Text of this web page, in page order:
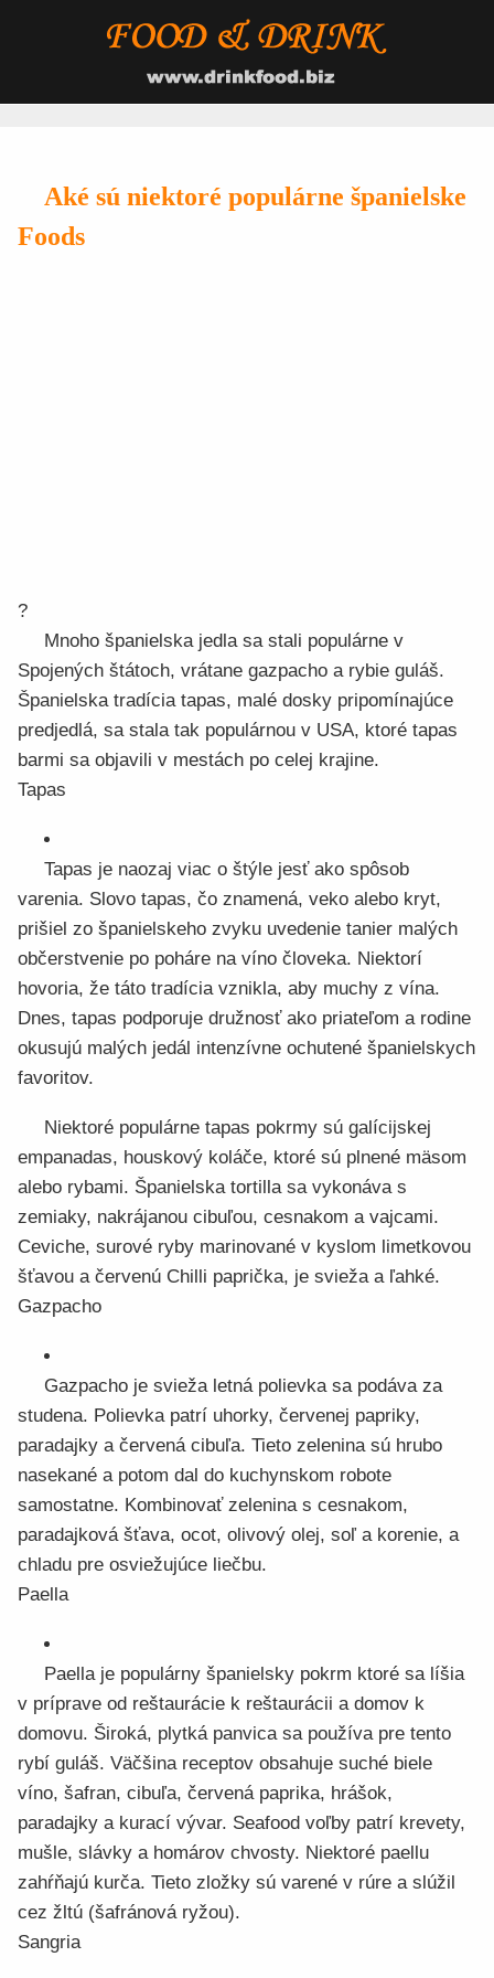
Aké sú niektoré populárne španielske
Foods
?
Mnoho španielska jedla sa stali populárne v
Spojených štátoch, vrátane gazpacho a rybie guláš.
Španielska tradícia tapas, malé dosky pripomínajúce
predjedlá, sa stala tak populárnou v USA, ktoré tapas
barmi sa objavili v mestách po celej krajine.
Tapas
Tapas je naozaj viac o štýle jesť ako spôsob
varenia. Slovo tapas, čo znamená, veko alebo kryt,
prišiel zo španielskeho zvyku uvedenie tanier malých
občerstvenie po poháre na víno človeka. Niektorí
hovoria, že táto tradícia vznikla, aby muchy z vína.
Dnes, tapas podporuje družnosť ako priateľom a rodine
okusujú malých jedál intenzívne ochutené španielskych
favoritov.
Niektoré populárne tapas pokrmy sú galícijskej
empanadas, houskový koláče, ktoré sú plnené mäsom
alebo rybami. Španielska tortilla sa vykonáva s
zemiaky, nakrájanou cibuľou, cesnakom a vajcami.
Ceviche, surové ryby marinované v kyslom limetkovou
šťavou a červenú Chilli paprička, je svieža a ľahké.
Gazpacho
Gazpacho je svieža letná polievka sa podáva za
studena. Polievka patrí uhorky, červenej papriky,
paradajky a červená cibuľa. Tieto zelenina sú hrubo
nasekané a potom dal do kuchynskom robote
samostatne. Kombinovať zelenina s cesnakom,
paradajková šťava, ocot, olivový olej, soľ a korenie, a
chladu pre osviežujúce liečbu.
Paella
Paella je populárny španielsky pokrm ktoré sa líšia
v príprave od reštaurácie k reštaurácii a domov k
domovu. Široká, plytká panvica sa používa pre tento
rybí guláš. Väčšina receptov obsahuje suché biele
víno, šafran, cibuľa, červená paprika, hrášok,
paradajky a kurací vývar. Seafood voľby patrí krevety,
mušle, slávky a homárov chvosty. Niektoré paellu
zahŕňajú kurča. Tieto zložky sú varené v rúre a slúžil
cez žltú (šafránová ryžou).
Sangria